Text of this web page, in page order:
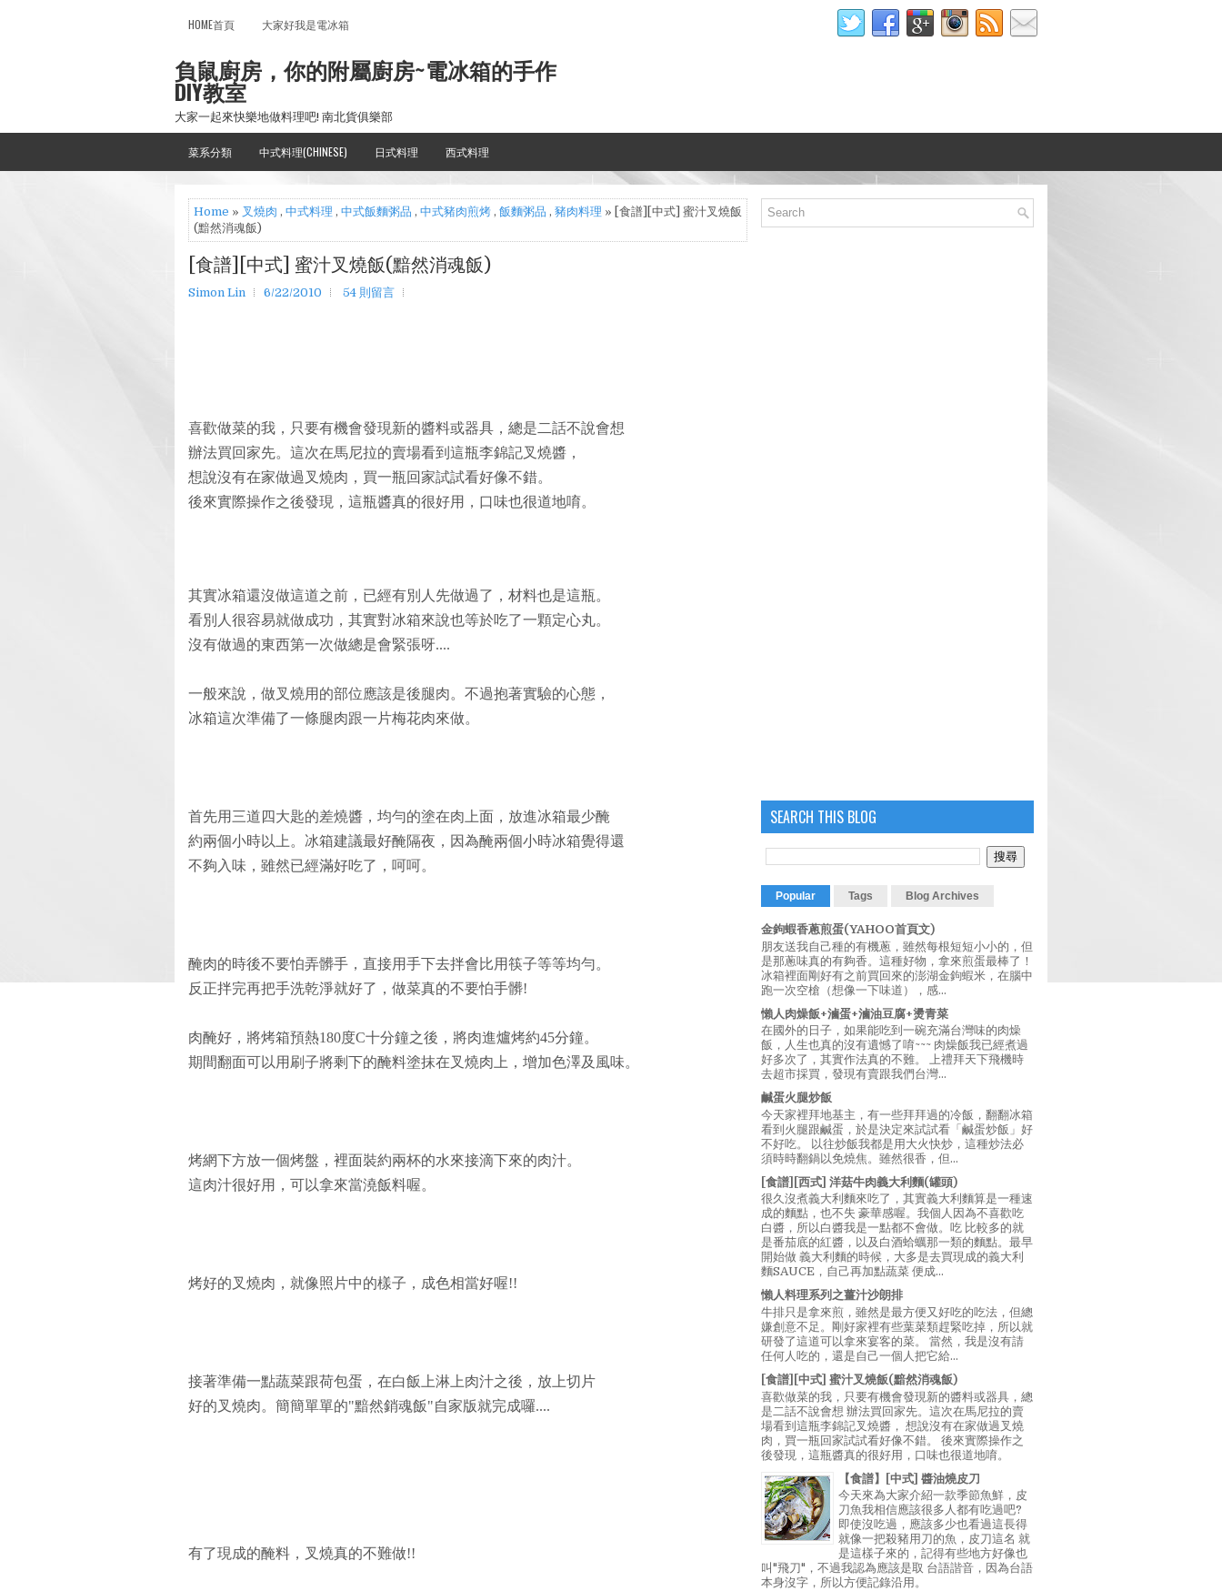
HOME首頁 大家好我是電冰箱
負鼠廚房，你的附屬廚房~電冰箱的手作
DIY教室
大家一起來快樂地做料理吧! 南北貨俱樂部
菜系分類 中式料理(CHINESE) 日式料理 西式料理
Home » 叉燒肉 , 中式料理 , 中式飯麵粥品 , 中式豬肉煎烤 , 飯麵粥品 , 豬肉料理 » [食譜][中式] 蜜汁叉燒飯
(黯然消魂飯)
[食譜][中式] 蜜汁叉燒飯(黯然消魂飯)
Simon Lin 6/22/2010 54 則留言
喜歡做菜的我，只要有機會發現新的醬料或器具，總是二話不說會想
辦法買回家先。這次在馬尼拉的賣場看到這瓶李錦記叉燒醬，
想說沒有在家做過叉燒肉，買一瓶回家試試看好像不錯。
後來實際操作之後發現，這瓶醬真的很好用，口味也很道地唷。
其實冰箱還沒做這道之前，已經有別人先做過了，材料也是這瓶。
看別人很容易就做成功，其實對冰箱來說也等於吃了一顆定心丸。
沒有做過的東西第一次做總是會緊張呀....
一般來說，做叉燒用的部位應該是後腿肉。不過抱著實驗的心態，
冰箱這次準備了一條腿肉跟一片梅花肉來做。
首先用三道四大匙的差燒醬，均勻的塗在肉上面，放進冰箱最少醃
約兩個小時以上。冰箱建議最好醃隔夜，因為醃兩個小時冰箱覺得還
不夠入味，雖然已經滿好吃了，呵呵。
醃肉的時後不要怕弄髒手，直接用手下去拌會比用筷子等等均勻。
反正拌完再把手洗乾淨就好了，做菜真的不要怕手髒!
肉醃好，將烤箱預熱180度C十分鐘之後，將肉進爐烤約45分鐘。
期間翻面可以用刷子將剩下的醃料塗抹在叉燒肉上，增加色澤及風味。
烤網下方放一個烤盤，裡面裝約兩杯的水來接滴下來的肉汁。
這肉汁很好用，可以拿來當澆飯料喔。
烤好的叉燒肉，就像照片中的樣子，成色相當好喔!!
接著準備一點蔬菜跟荷包蛋，在白飯上淋上肉汁之後，放上切片
好的叉燒肉。簡簡單單的"黯然銷魂飯"自家版就完成囉....
有了現成的醃料，叉燒真的不難做!!
SEARCH THIS BLOG
Popular Tags Blog Archives
金鉤蝦香蔥煎蛋(YAHOO首頁文)
朋友送我自己種的有機蔥，雖然每根短短小小的，但
是那蔥味真的有夠香。這種好物，拿來煎蛋最棒了！
冰箱裡面剛好有之前買回來的澎湖金鉤蝦米，在腦中
跑一次空槍（想像一下味道），感...
懶人肉燥飯+滷蛋+滷油豆腐+燙青菜
在國外的日子，如果能吃到一碗充滿台灣味的肉燥
飯，人生也真的沒有遺憾了唷~~~ 肉燥飯我已經煮過
好多次了，其實作法真的不難。 上禮拜天下飛機時
去超市採買，發現有賣跟我們台灣...
鹹蛋火腿炒飯
今天家裡拜地基主，有一些拜拜過的冷飯，翻翻冰箱
看到火腿跟鹹蛋，於是決定來試試看「鹹蛋炒飯」好
不好吃。 以往炒飯我都是用大火快炒，這種炒法必
須時時翻鍋以免燒焦。雖然很香，但...
[食譜][西式] 洋菇牛肉義大利麵(罐頭)
很久沒煮義大利麵來吃了，其實義大利麵算是一種速
成的麵點，也不失 豪華感喔。我個人因為不喜歡吃
白醬，所以白醬我是一點都不會做。吃 比較多的就
是番茄底的紅醬，以及白酒蛤蠣那一類的麵點。最早
開始做 義大利麵的時候，大多是去買現成的義大利
麵SAUCE，自己再加點蔬菜 便成...
懶人料理系列之薑汁沙朗排
牛排只是拿來煎，雖然是最方便又好吃的吃法，但總
嫌創意不足。剛好家裡有些葉菜類趕緊吃掉，所以就
研發了這道可以拿來宴客的菜。 當然，我是沒有請
任何人吃的，還是自己一個人把它給...
[食譜][中式] 蜜汁叉燒飯(黯然消魂飯)
喜歡做菜的我，只要有機會發現新的醬料或器具，總
是二話不說會想 辦法買回家先。這次在馬尼拉的賣
場看到這瓶李錦記叉燒醬， 想說沒有在家做過叉燒
肉，買一瓶回家試試看好像不錯。 後來實際操作之
後發現，這瓶醬真的很好用，口味也很道地唷。
【食譜】[中式] 醬油燒皮刀
今天來為大家介紹一款季節魚鮮，皮
刀魚我相信應該很多人都有吃過吧?
即使沒吃過，應該多少也看過這長得
就像一把殺豬用刀的魚，皮刀這名 就
是這樣子來的，記得有些地方好像也
叫"飛刀"，不過我認為應該是取 台語諧音，因為台語
本身沒字，所以方便記錄沿用。